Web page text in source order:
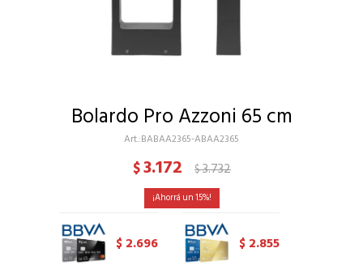
Bolardo Pro Azzoni 65 cm
BABAA2365-ABAA2365
$3.172 $3.732
15
$ 2.696 $ 2.855